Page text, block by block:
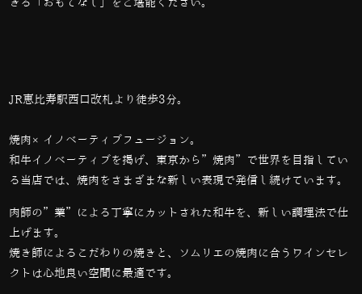
きる「おもてなし」をご堪能ください。
JR恵比寿駅西口改札より徒歩3分。
焼肉×イノベーティブフュージョン。
和牛イノベーティブを掲げ、東京から”焼肉”で世界を目指してい
る当店では、焼肉をさまざまな新しい表現で発信し続けています。
肉師の”業”による丁寧にカットされた和牛を、新しい調理法で仕
上げます。
焼き師によるこだわりの焼きと、ソムリエの焼肉に合うワインセレ
クトは心地良い空間に最適です。